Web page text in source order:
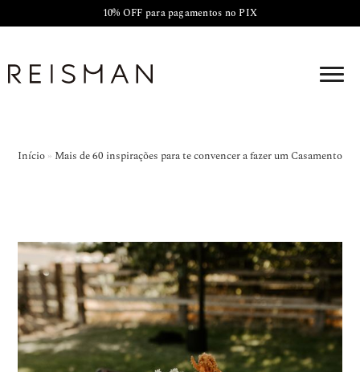
10% OFF para pagamentos no PIX
Início » Mais de 60 inspirações para te convencer a fazer um Casamento